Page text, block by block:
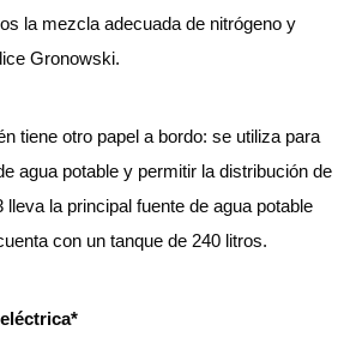
la mezcla adecuada de nitrógeno y
Gronowski.
tiene otro papel a bordo: se utiliza para
agua potable y permitir la distribución de
la principal fuente de agua potable
con un tanque de 240 litros.